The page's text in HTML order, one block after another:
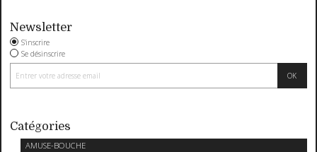
Newsletter
S'inscrire
Se désinscrire
Catégories
AMUSE-BOUCHE